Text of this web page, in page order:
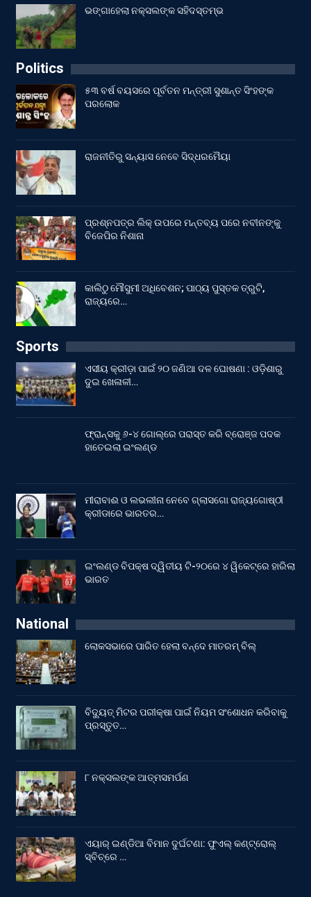
ଭଙ୍ଗାହେଲା ନକ୍ସଲଙ୍କ ସହିଦସ୍ତମ୍ଭ
Politics
୫୩ ବର୍ଷ ବୟସରେ ପୂର୍ବତନ ମନ୍ତ୍ରୀ ସୁଶାନ୍ତ ସିଂହଙ୍କ
ପରଲୋକ
ରାଜନୀତିରୁ ସନ୍ୟାସ ନେବେ ସିଦ୍ଧରମୈୟା
ପ୍ରଶ୍ନପତ୍ର ଲିକ୍ ଉପରେ ମନ୍ତବ୍ୟ ପରେ ନବୀନଙ୍କୁ
ବିଜେପିର ନିଶାନା
କାଲିଠୁ ମୌସୁମୀ ଅଧିବେଶନ; ପାଠ୍ୟ ପୁସ୍ତକ ତ୍ରୁଟି,
ରାଜ୍ୟରେ…
Sports
ଏସୀୟ କ୍ରୀଡ଼ା ପାଇଁ ୨୦ ଜଣିଆ ଦଳ ଘୋଷଣା : ଓଡ଼ିଶାରୁ
ଦୁଇ ଖେଳାଳୀ…
ଫ୍ରାନ୍ସକୁ ୬-୪ ଗୋଲ୍‌ରେ ପରାସ୍ତ କରି ବ୍ରୋଞ୍ଜ ପଦକ
ହାତେଇଲା ଇଂଲଣ୍ଡ
ମୀରାବାଈ ଓ ଲଭଲୀନା ନେବେ ଗ୍ଲାସଗୋ ରାଜ୍ୟଗୋଷ୍ଠୀ
କ୍ରୀଡାରେ ଭାରତର…
ଇଂଲଣ୍ଡ ବିପକ୍ଷ ଦ୍ୱିତୀୟ ଟି-୨୦ରେ ୪ ୱିକେଟ୍‌ରେ ହାରିଲା
ଭାରତ
National
ଲୋକସଭାରେ ପାରିତ ହେଲା ବନ୍ଦେ ମାତରମ୍‌ ବିଲ୍‌
ବିଦ୍ୟୁତ୍ ମିଟର ପରୀକ୍ଷା ପାଇଁ ନିୟମ ସଂଶୋଧନ କରିବାକୁ
ପ୍ରସ୍ତୁତ…
୮ ନକ୍ସଲଙ୍କ ଆତ୍ମସମର୍ପଣ
ଏୟାର୍ ଇଣ୍ଡିଆ ବିମାନ ଦୁର୍ଘଟଣା: ଫୁଏଲ୍‌ କଣ୍ଟ୍ରୋଲ୍‌
ସ୍ବିଚ୍‌ରେ …